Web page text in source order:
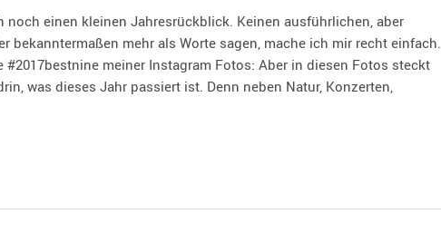
noch einen kleinen Jahresrückblick. Keinen ausführlichen, aber
bekanntermaßen mehr als Worte sagen, mache ich mir recht einfach.
#2017bestnine meiner Instagram Fotos: Aber in diesen Fotos steckt
was dieses Jahr passiert ist. Denn neben Natur, Konzerten,